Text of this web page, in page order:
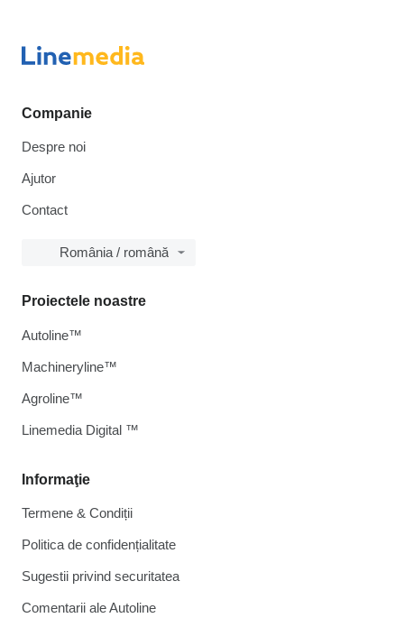
Companie
Despre noi
Ajutor
Contact
România / română
Informaţie
Termene & Condiții
Politica de confidențialitate
Sugestii privind securitatea
Comentarii ale Autoline
Proiectele noastre
Autoline™
Machineryline™
Agroline™
Linemedia Digital ™